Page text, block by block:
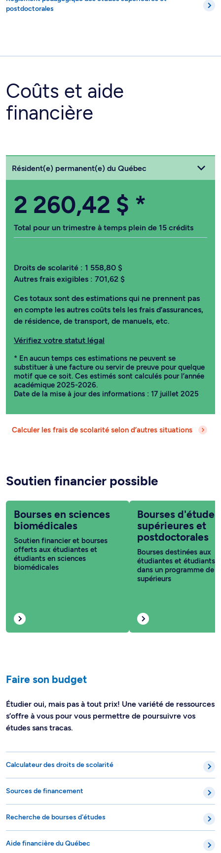
postdoctorales
Coûts et aide
financière
Choisissez votre statut
Résident(e) permanent(e) du Québec
2 260,42 $ *
Total pour un trimestre à temps plein de 15 crédits
Droits de scolarité : 1 558,80 $
Autres frais exigibles : 701,62 $
Ces totaux sont des estimations qui ne prennent pas
en compte les autres coûts tels les frais d’assurances,
de résidence, de transport, de manuels, etc.
Vérifiez votre statut légal
* En aucun temps ces estimations ne peuvent se
substituer à une facture ou servir de preuve pour quelque
motif que ce soit. Ces estimés sont calculés pour l’année
académique 2025-2026.
Date de la mise à jour des informations : 17 juillet 2025
Calculer les frais de scolarité selon d’autres situations
Soutien financier possible
Bourses en sciences
biomédicales
Soutien financier et bourses
offerts aux étudiantes et
étudiants en sciences
biomédicales
Bourses d'études
supérieures et
postdoctorales
Bourses destinées aux
étudiantes et étudiants
dans un programme de
supérieurs
Faire son budget
Étudier oui, mais pas à tout prix! Une variété de ressources
s’offre à vous pour vous permettre de poursuivre vos
études sans tracas.
Calculateur des droits de scolarité
Sources de financement
Recherche de bourses d'études
Aide financière du Québec